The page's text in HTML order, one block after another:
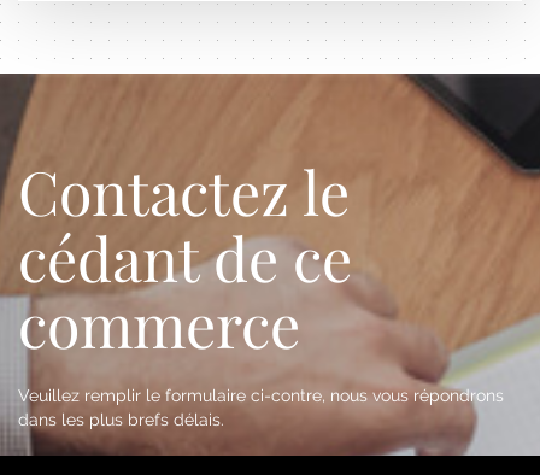
Contactez le
cédant de ce
commerce
Veuillez remplir le formulaire ci-contre, nous vous répondrons
dans les plus brefs délais.